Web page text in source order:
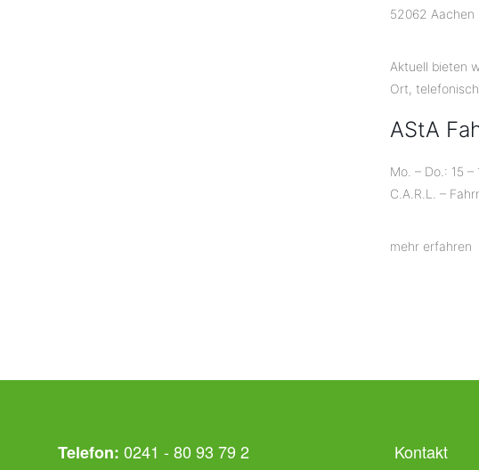
52062 Aachen
Aktuell bieten
Ort,
AStA
Mo. – Do.: 15 –
C.A.R.L. –
mehr erfahren
Telefon: 0241 - 80 93 79 2
Kontakt